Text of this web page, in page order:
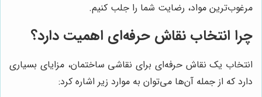
مرغوب‌ترین مواد، رضایت شما را جلب کنیم.
چرا انتخاب نقاش حرفه‌ای اهمیت دارد؟
انتخاب یک نقاش حرفه‌ای برای نقاشی ساختمان، مزایای بسیاری
دارد که از جمله آن‌ها می‌توان به موارد زیر اشاره کرد: